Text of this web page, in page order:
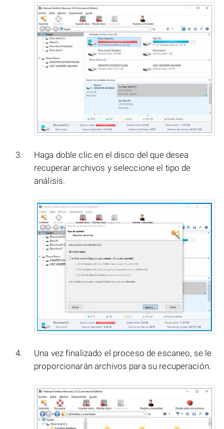
Haga doble clic en el disco del que desea
recuperar archivos y seleccione el tipo de
análisis.
Una vez finalizado el proceso de escaneo, se le
proporcionarán archivos para su recuperación.